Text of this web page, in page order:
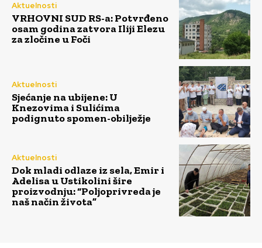
Aktuelnosti
VRHOVNI SUD RS-a: Potvrđeno
osam godina zatvora Iliji Elezu
za zločine u Foči
Aktuelnosti
Sjećanje na ubijene: U
Knezovima i Sulićima
podignuto spomen-obilježje
Aktuelnosti
Dok mladi odlaze iz sela, Emir i
Adelisa u Ustikolini šire
proizvodnju: “Poljoprivreda je
naš način života”